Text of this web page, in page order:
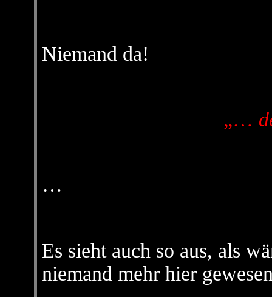
Niemand da!
„…
…
Es sieht auch so aus, als
niemand mehr hier